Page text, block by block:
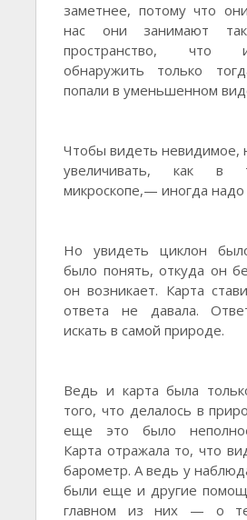
заметнее, потому что
нас они занимают
пространство, что
обнаружить только
попали в уменьшенном
Чтобы видеть невидимое,
увеличивать, как в
микроскопе,— иногда
Но увидеть циклон
было понять, откуда он
он возникает. Карта
ответа не давала.
искать в самой природе.
Ведь и карта была
того, что делалось в
еще это было
Карта отражала то, что
барометр. А ведь у
были еще и другие
главном из них — о